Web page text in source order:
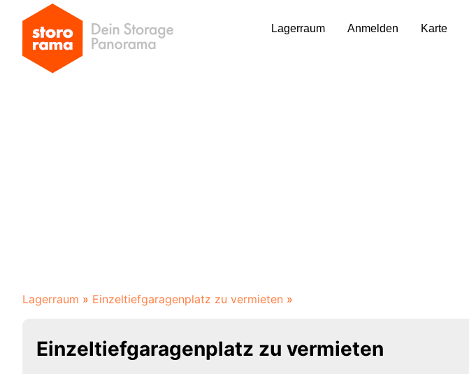
Lagerraum Anmelden Karte
Lagerraum » Einzeltiefgaragenplatz zu vermieten »
Einzeltiefgaragenplatz zu vermieten